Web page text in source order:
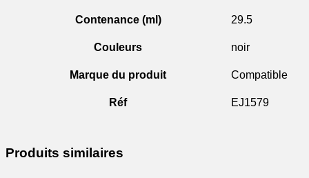
Contenance (ml) 29.5
Couleurs noir
Marque du produit Compatible
Réf EJ1579
Produits similaires